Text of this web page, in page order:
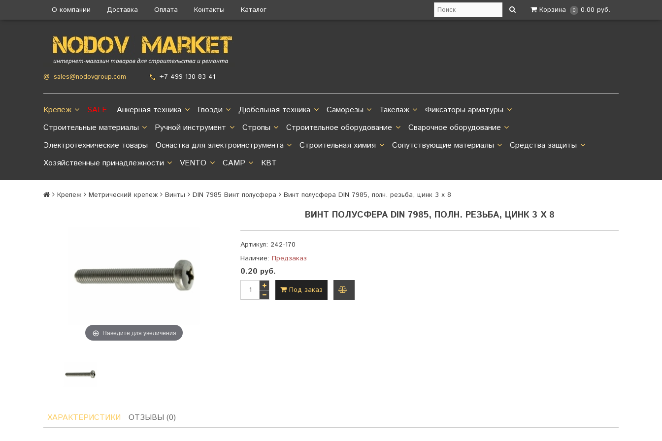
О компании Доставка Оплата Контакты Каталог Корзина 0 0.00 руб.
@ sales@nodovgroup.com +7 499 130 83 41
Крепеж SALE Анкерная техника Гвозди Дюбельная техника Саморезы Такелаж
Фиксаторы арматуры
Строительные материалы
Ручной инструмент Стропы Строительное оборудование
Сварочное оборудование
Электротехнические товары
Оснастка для электроинструмента Строительная химия Сопутствующие материалы
Средства защиты
Хозяйственные принадлежности
VENTO CAMP КВТ
Крепеж Метрический крепеж Винты DIN 7985 Винт полусфера Винт полусфера DIN 7985, полн. резьба, цинк 3 х 8
Наведите для увеличения
ВИНТ ПОЛУСФЕРА DIN 7985, ПОЛН. РЕЗЬБА, ЦИНК 3 Х 8
Артикул: 242-170
Наличие: Предзаказ
0.20 руб.
Под заказ
ХАРАКТЕРИСТИКИ ОТЗЫВЫ (0)